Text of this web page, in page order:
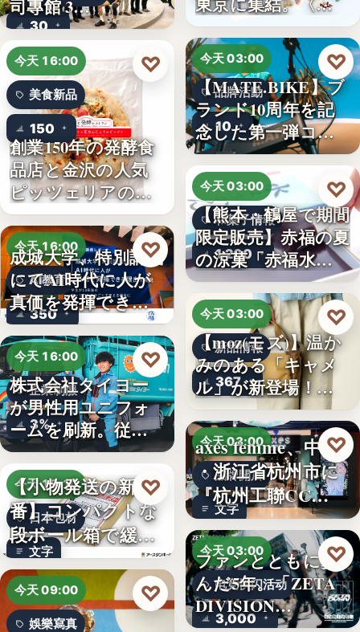
30
司專館 3…
今天 16:00
美食新品
150
創業150年の発酵食
品店と金沢の人気
ピッツェリアのコ
ラボ…
♡
今天 16:00
AI教育
350
成城大学、特別講義
にてAI時代に人が
真価を発揮できる
理由…
♡
今天 16:00
企業制服
3%
株式会社タイヨー
が男性用ユニフォ
ームを刷新。従来
の男女兼…
♡
今天 15:10
日本包材
文字
【小物発送の新定
番】コンパクトな
段ボール箱で緩衝
材の節約…
♡
今天 09:00
娛樂寫真
♡
今天 03:00
品牌活動
10
【MATE.BIKE】ブ
ランド10周年を記
念した第一弾コ…
♡
今天 03:00
和菓子情報
1,200
【熊本・鶴屋で期間
限定販売】赤福の夏
の涼菓「赤福水よ
うか…
♡
今天 03:00
新品情報
367
【moz(モズ)】温か
みのある「キャメ
ル」が新登場！毎
♡
今天 03:00
品牌開店
文字
axes femme、中国
・浙江省杭州市に
『杭州工聯CC…
♡
今天 03:00
电竞快闪活动
3,000
ファンとともに歩
んだ5年。「ZETA
DIVISION…
♡